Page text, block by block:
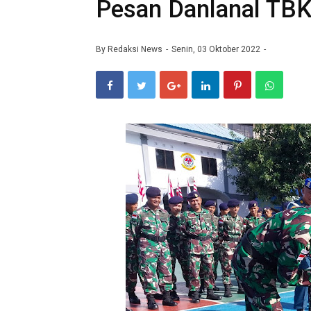
Pesan Danlanal TBK
By Redaksi News Senin, 03 Oktober 2022